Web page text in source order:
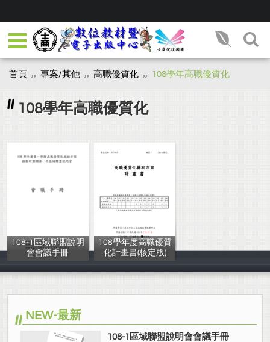
首頁 專案/其他 高職優質化 108學年高職優質化
108學年高職優質化
108-1區域聯盟說明
會會議手冊
教育部國民及學
108學年度高職優質
化計畫書(核定版)
教務處彙整
NEW-最新
108-1區域聯盟說明會會議手冊